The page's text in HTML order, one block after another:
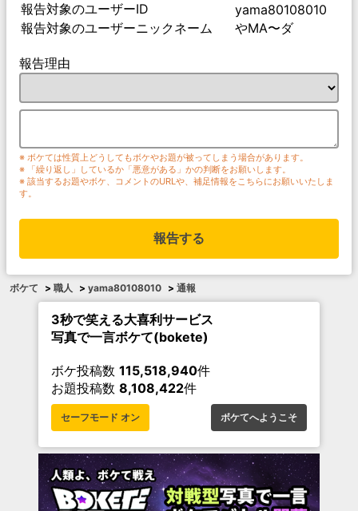
報告対象のユーザーID
yama80108010
報告対象のユーザーニックネーム
やMA〜ダ
報告理由
※ ボケては性質上どうしてもボケやお題が被ってしまう場合があります。
※ 「繰り返し」しているか「悪意がある」かの判断をお願いします。
※ 該当するお題やボケ、コメントのURLや、補足情報をこちらにお願いいたしま
す。
報告する
ボケて > 職人 > yama80108010 > 通報
3秒で笑える大喜利サービス
写真で一言ボケて(bokete)
ボケ投稿数 115,518,940件
お題投稿数 8,108,422件
セーフモード オン ボケてへようこそ